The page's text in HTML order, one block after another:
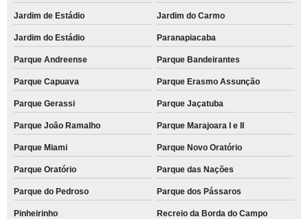
Jardim de Estádio Jardim do Carmo
Jardim do Estádio Paranapiacaba
Parque Andreense Parque Bandeirantes
Parque Capuava Parque Erasmo Assunção
Parque Gerassi Parque Jaçatuba
Parque João Ramalho Parque Marajoara I e II
Parque Miami Parque Novo Oratório
Parque Oratório Parque das Nações
Parque do Pedroso Parque dos Pássaros
Pinheirinho Recreio da Borda do Campo